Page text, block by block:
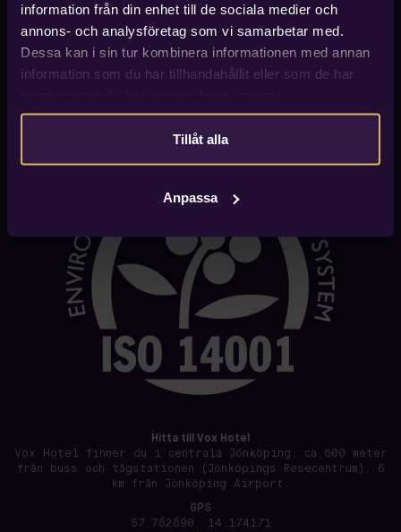
information från din enhet till de sociala medier och
annons- och analysföretag som vi samarbetar med.
Dessa kan i sin tur kombinera informationen med annan
information som du har tillhandahållit eller som de har
Tillåt alla
Anpassa
Vox Hotel
Lantmätargränd 2
Kontakt
bookings@voxhotel.se
Hitta till Vox Hotel
Vox Hotel finner du i centrala Jönköping, ca 600 meter
från buss och tågstationen (Jönköpings Resecentrum), 6
km från Jönköping Airport.
GPS
57.782890, 14.174171